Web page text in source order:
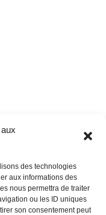
des technologies
aux informations des
nous permettra de traiter
ou les ID uniques
son consentement peut